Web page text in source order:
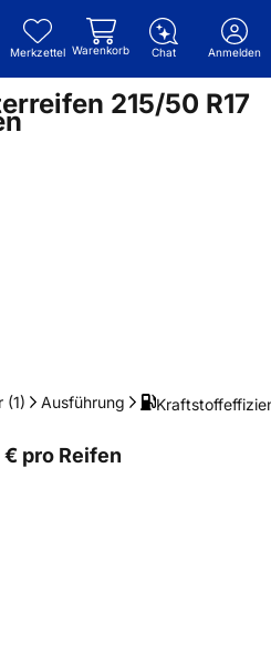
Merkzettel Warenkorb Chat Anmelden
215/50 R17
(1) Ausführung
pro Reifen